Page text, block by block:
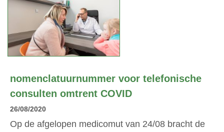
nomenclatuurnummer voor telefonische
consulten omtrent COVID
26/08/2020
Op de afgelopen medicomut van 24/08 bracht de